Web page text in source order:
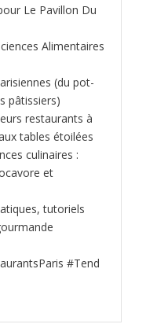
Le Pavillon Du
Alimentaires
(du pot-
pâtissiers)
restaurants à
tables étoilées
culinaires :
et
tutoriels
#Tend